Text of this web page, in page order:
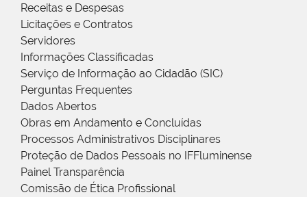
Receitas e Despesas
Licitações e Contratos
Servidores
Informações Classificadas
Serviço de Informação ao Cidadão (SIC)
Perguntas Frequentes
Dados Abertos
Obras em Andamento e Concluídas
Processos Administrativos Disciplinares
Proteção de Dados Pessoais no IFFluminense
Painel Transparência
Comissão de Ética Profissional